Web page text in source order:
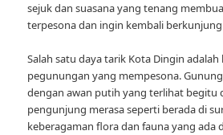
sejuk dan suasana yang tenang
terpesona dan ingin kembali
Salah satu daya tarik Kota Dingin adalah
pegunungan yang mempesona.
dengan awan putih yang terlihat begitu
pengunjung merasa seperti berada di
keberagaman flora dan fauna yang ada